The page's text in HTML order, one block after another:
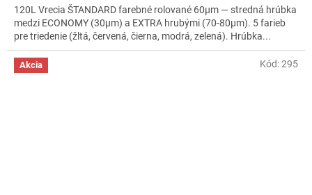
z
5
hviezdičiek.
120L Vrecia ŠTANDARD farebné rolované 60µm — stredná hrúbka
medzi ECONOMY (30µm) a EXTRA hrubými (70-80µm). 5 farieb
pre triedenie (žltá, červená, čierna, modrá, zelená). Hrúbka...
Akcia Kód:295